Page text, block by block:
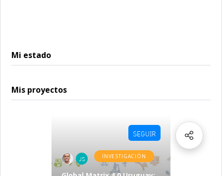
Mi estado
Mis proyectos
SEGUIR
JS INVESTIGACIÓN